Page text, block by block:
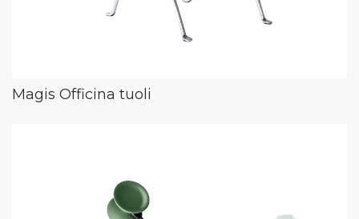
Magis Officina tuoli